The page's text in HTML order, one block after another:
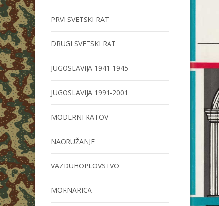
PRVI SVETSKI RAT
DRUGI SVETSKI RAT
JUGOSLAVIJA 1941-1945
JUGOSLAVIJA 1991-2001
MODERNI RATOVI
NAORUŽANJE
VAZDUHOPLOVSTVO
MORNARICA